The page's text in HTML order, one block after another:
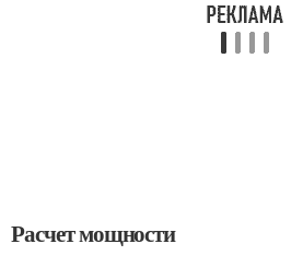
Расчет мощности